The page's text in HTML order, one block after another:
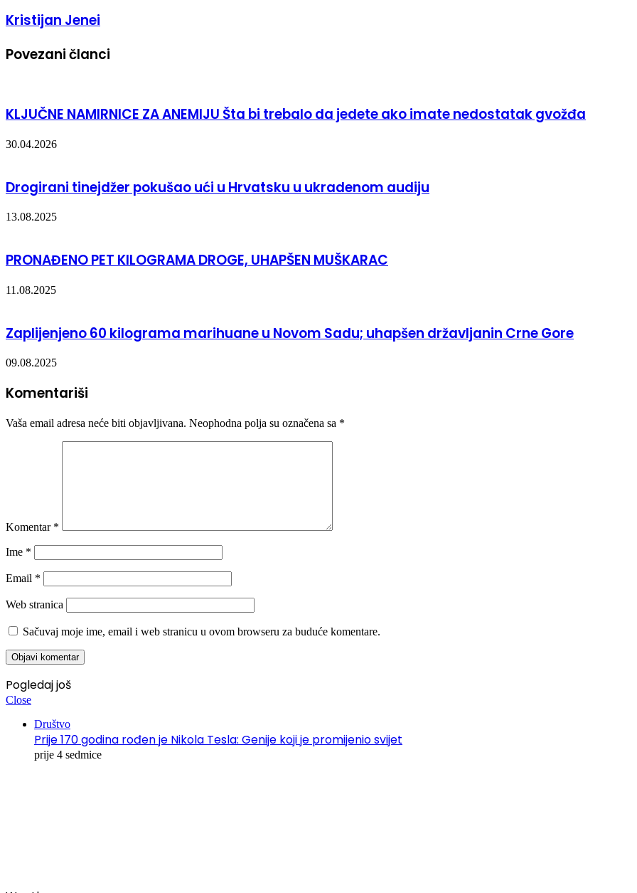
Kristijan Jenei
Povezani članci
KLJUČNE NAMIRNICE ZA ANEMIJU Šta bi trebalo da jedete ako imate nedostatak gvožđa
30.04.2026
Drogirani tinejdžer pokušao ući u Hrvatsku u ukradenom audiju
13.08.2025
PRONAĐENO PET KILOGRAMA DROGE, UHAPŠEN MUŠKARAC
11.08.2025
Zaplijenjeno 60 kilograma marihuane u Novom Sadu; uhapšen državljanin Crne Gore
09.08.2025
Komentariši
Vaša email adresa neće biti objavljivana. Neophodna polja su označena sa *
Komentar *
Ime *
Email *
Web stranica
Sačuvaj moje ime, email i web stranicu u ovom browseru za buduće komentare.
Pogledaj još
Close
Društvo
Prije 170 godina rođen je Nikola Tesla: Genije koji je promijenio svijet
prije 4 sedmice